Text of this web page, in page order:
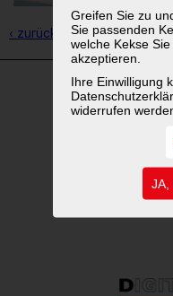
Greifen Sie zu
Sie passenden
welche Kekse
akzeptieren.
Ihre Einwilligung
widerrufen
JA,
‹ zurück zur Übersicht